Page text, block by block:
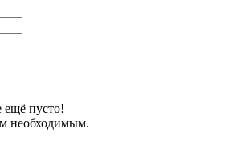
пусто!
необходимым.